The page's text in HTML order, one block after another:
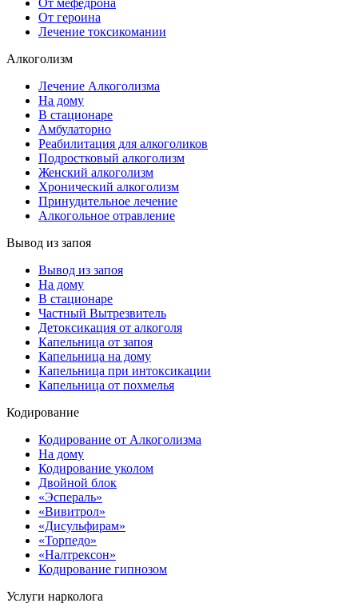
От мефедрона
От героина
Лечение токсикомании
Алкоголизм
Лечение Алкоголизма
На дому
В стационаре
Амбулаторно
Реабилитация для алкоголиков
Подростковый алкоголизм
Женский алкоголизм
Хронический алкоголизм
Принудительное лечение
Алкогольное отравление
Вывод из запоя
Вывод из запоя
На дому
В стационаре
Частный Вытрезвитель
Детоксикация от алкоголя
Капельница от запоя
Капельница на дому
Капельница при интоксикации
Капельница от похмелья
Кодирование
Кодирование от Алкоголизма
На дому
Кодирование уколом
Двойной блок
«Эспераль»
«Вивитрол»
«Дисульфирам»
«Торпедо»
«Налтрексон»
Кодирование гипнозом
Услуги нарколога